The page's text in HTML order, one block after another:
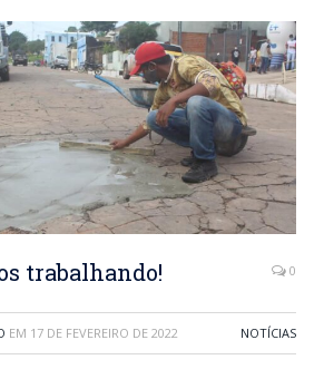
trabalhando! 0
EM 17 DE FEVEREIRO DE 2022 NOTÍCIAS